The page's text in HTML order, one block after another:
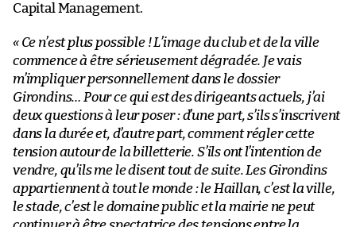
Capital Management.
« Ce n’est plus possible ! L’image du club et de la ville
commence à être sérieusement dégradée. Je vais
m’impliquer personnellement dans le dossier
Girondins… Pour ce qui est des dirigeants actuels, j’ai
deux questions à leur poser : d’une part, s’ils s’inscrivent
dans la durée et, d’autre part, comment régler cette
tension autour de la billetterie. S’ils ont l’intention de
vendre, qu’ils me le disent tout de suite. Les Girondins
appartiennent à tout le monde : le Haillan, c’est la ville,
le stade, c’est le domaine public et la mairie ne peut